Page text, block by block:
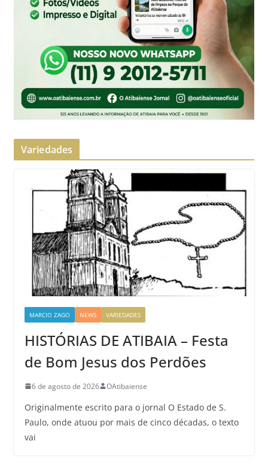
Variedades
MARCIO ZAGO NEWS VARIEDADES
HISTÓRIAS DE ATIBAIA – Festa
de Bom Jesus dos Perdões
6 de agosto de 2026 OAtibaiense
Originalmente escrito para o jornal O Estado de S.
Paulo, onde atuou por mais de cinco décadas, o texto
vai